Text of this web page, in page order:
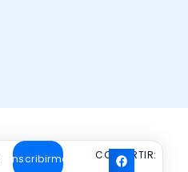
Inscribirme COMPARTIR: